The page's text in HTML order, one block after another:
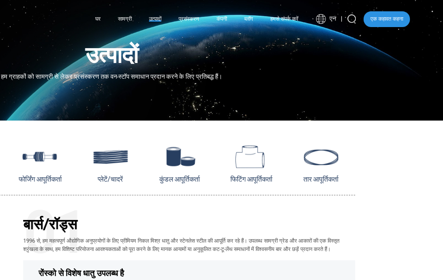
घर सामग्री उत्पादों प्रसंस्करण कंपनी ब्लॉग हमसे संपर्क करें एन एक कहावत कहना
उत्पादों
हम ग्राहकों को सामग्री से लेकर प्रसंस्करण तक वन-स्टॉप समाधान प्रदान करने के लिए प्रतिबद्ध हैं।
फोर्जिंग आपूर्तिकर्ता प्लेटें/चादरें कुंडल आपूर्तिकर्ता फिटिंग आपूर्तिकर्ता तार आपूर्तिकर्ता
01
बार्स/रॉड्स
1996 से, हम महत्वपूर्ण औद्योगिक अनुप्रयोगों के लिए प्रीमियम निकल मिश्र धातु और स्टेनलेस स्टील की आपूर्ति कर रहे हैं। उपलब्ध सामग्री ग्रेड और आकारों की एक विस्तृत
श्रृंखला के साथ, हम विशिष्ट परियोजना आवश्यकताओं को पूरा करने के लिए मानक आयामों या अनुकूलित कट-टू-लेंथ समाधानों में विश्वसनीय बार और छड़ें प्रदान करते हैं।
रोंस्को से विशेष धातु उपलब्ध है